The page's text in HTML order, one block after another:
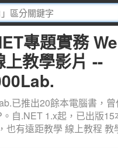
專題實務
上教學影片 --
已推出20餘本電腦書，
自.NET 1.x起，已出版15
也有遠距教學 線上教程 教